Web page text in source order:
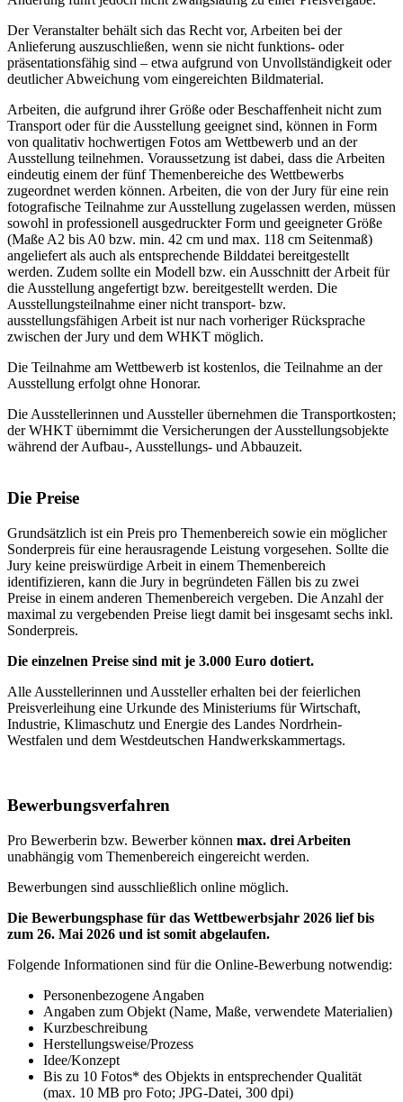
Der Veranstalter behält sich das Recht vor, Arbeiten bei der
Anlieferung auszuschließen, wenn sie nicht funktions- oder
präsentationsfähig sind – etwa aufgrund von Unvollständigkeit oder
deutlicher Abweichung vom eingereichten Bildmaterial.
Arbeiten, die aufgrund ihrer Größe oder Beschaffenheit nicht zum
Transport oder für die Ausstellung geeignet sind, können in Form
von qualitativ hochwertigen Fotos am Wettbewerb und an der
Ausstellung teilnehmen. Voraussetzung ist dabei, dass die Arbeiten
eindeutig einem der fünf Themenbereiche des Wettbewerbs
zugeordnet werden können. Arbeiten, die von der Jury für eine rein
fotografische Teilnahme zur Ausstellung zugelassen werden, müssen
sowohl in professionell ausgedruckter Form und geeigneter Größe
(Maße A2 bis A0 bzw. min. 42 cm und max. 118 cm Seitenmaß)
angeliefert als auch als entsprechende Bilddatei bereitgestellt
werden. Zudem sollte ein Modell bzw. ein Ausschnitt der Arbeit für
die Ausstellung angefertigt bzw. bereitgestellt werden. Die
Ausstellungsteilnahme einer nicht transport- bzw.
ausstellungsfähigen Arbeit ist nur nach vorheriger Rücksprache
zwischen der Jury und dem WHKT möglich.
Die Teilnahme am Wettbewerb ist kostenlos, die Teilnahme an der
Ausstellung erfolgt ohne Honorar.
Die Ausstellerinnen und Aussteller übernehmen die Transportkosten;
der WHKT übernimmt die Versicherungen der Ausstellungsobjekte
während der Aufbau-, Ausstellungs- und Abbauzeit.
Die Preise
Grundsätzlich ist ein Preis pro Themenbereich sowie ein möglicher
Sonderpreis für eine herausragende Leistung vorgesehen. Sollte die
Jury keine preiswürdige Arbeit in einem Themenbereich
identifizieren, kann die Jury in begründeten Fällen bis zu zwei
Preise in einem anderen Themenbereich vergeben. Die Anzahl der
maximal zu vergebenden Preise liegt damit bei insgesamt sechs inkl.
Sonderpreis.
Die einzelnen Preise sind mit je 3.000 Euro dotiert.
Alle Ausstellerinnen und Aussteller erhalten bei der feierlichen
Preisverleihung eine Urkunde des Ministeriums für Wirtschaft,
Industrie, Klimaschutz und Energie des Landes Nordrhein-
Westfalen und dem Westdeutschen Handwerkskammertags.
Bewerbungsverfahren
Pro Bewerberin bzw. Bewerber können max. drei Arbeiten
unabhängig vom Themenbereich eingereicht werden.
Bewerbungen sind ausschließlich online möglich.
Die Bewerbungsphase für das Wettbewerbsjahr 2026 lief bis
zum 26. Mai 2026 und ist somit abgelaufen.
Folgende Informationen sind für die Online-Bewerbung notwendig:
Personenbezogene Angaben
Angaben zum Objekt (Name, Maße, verwendete Materialien)
Kurzbeschreibung
Herstellungsweise/Prozess
Idee/Konzept
Bis zu 10 Fotos* des Objekts in entsprechender Qualität
(max. 10 MB pro Foto; JPG-Datei, 300 dpi)